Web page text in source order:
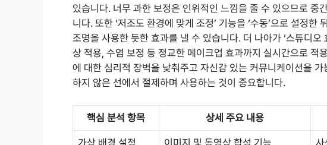
있습니다. 너무 과한 보정은 인위적인 느낌을 줄 수 있으므로 중
니다. 또한 ‘저조도 환경에 맞게 조정’ 기능을 ‘수동’으로 설정
조명을 사용한 듯한 효과를 낼 수 있습니다. 더 나아가 ‘스튜디오
상 적용, 수염 보정 등 정교한 메이크업 효과까지 실시간으로 적
에 대한 심리적 장벽을 낮춰주고 자신감 있는 커뮤니케이션을
하지 않은 선에서 절제하며 사용하는 것이 중요합니다.
핵심 분석 항목 상세 주요 내용